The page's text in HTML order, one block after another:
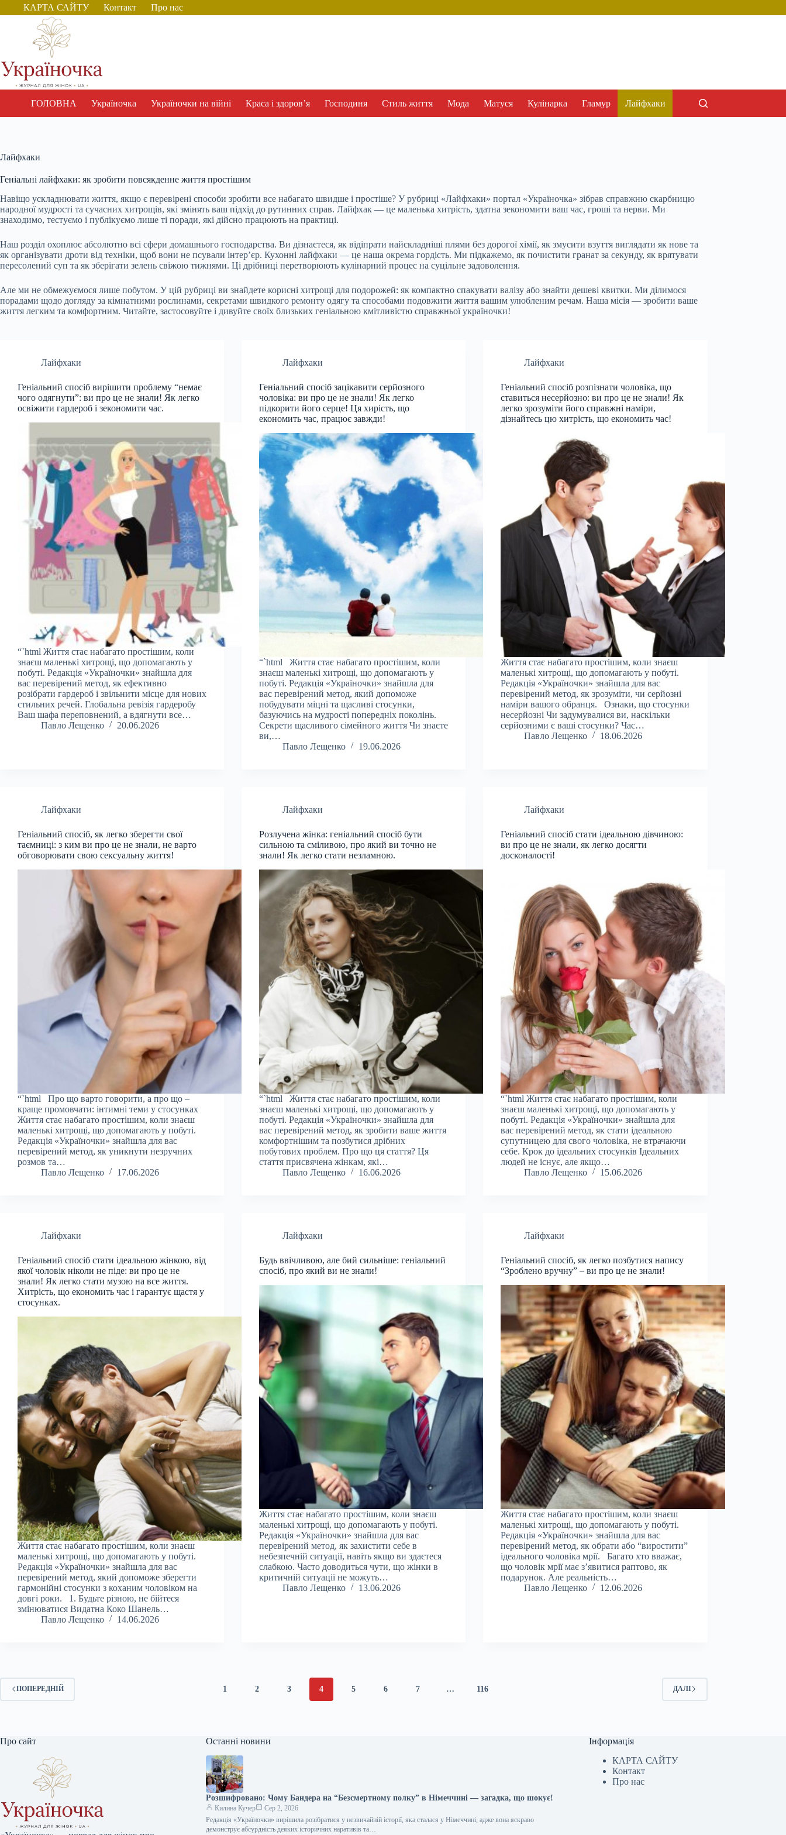
Перейти
до
КАРТА САЙТУ Контакт Про нас
ГОЛОВНА Україночка Україночки на війні Краса і здоров’я Господиня Стиль життя Мода Матуся Кулінарка Гламур Лайфхаки
Лайфхаки
Геніальні лайфхаки: як зробити повсякденне життя простішим
Навіщо ускладнювати життя, якщо є перевірені способи зробити все набагато швидше і простіше? У рубриці «Лайфхаки» портал «Україночка» зібрав справжню скарбницю
народної мудрості та сучасних хитрощів, які змінять ваш підхід до рутинних справ. Лайфхак — це маленька хитрість, здатна зекономити ваш час, гроші та нерви. Ми
знаходимо, тестуємо і публікуємо лише ті поради, які дійсно працюють на практиці.
Наш розділ охоплює абсолютно всі сфери домашнього господарства. Ви дізнаєтеся, як відіпрати найскладніші плями без дорогої хімії, як змусити взуття виглядати як нове та
як організувати дроти від техніки, щоб вони не псували інтер’єр. Кухонні лайфхаки — це наша окрема гордість. Ми підкажемо, як почистити гранат за секунду, як врятувати
пересолений суп та як зберігати зелень свіжою тижнями. Ці дрібниці перетворюють кулінарний процес на суцільне задоволення.
Але ми не обмежуємося лише побутом. У цій рубриці ви знайдете корисні хитрощі для подорожей: як компактно спакувати валізу або знайти дешеві квитки. Ми ділимося
порадами щодо догляду за кімнатними рослинами, секретами швидкого ремонту одягу та способами подовжити життя вашим улюбленим речам. Наша місія — зробити ваше
життя легким та комфортним. Читайте, застосовуйте і дивуйте своїх близьких геніальною кмітливістю справжньої україночки!
Лайфхаки
Геніальний спосіб вирішити проблему “немає
чого одягнути”: ви про це не знали! Як легко
освіжити гардероб і зекономити час.
“`html Життя стає набагато простішим, коли
знаєш маленькі хитрощі, що допомагають у
побуті. Редакція «Україночки» знайшла для
вас перевірений метод, як ефективно
розібрати гардероб і звільнити місце для нових
стильних речей. Глобальна ревізія гардеробу
Ваш шафа переповнений, а вдягнути все…
Павло Лещенко
20.06.2026
Лайфхаки
Геніальний спосіб зацікавити серйозного
чоловіка: ви про це не знали! Як легко
підкорити його серце! Ця хирість, що
економить час, працює завжди!
“`html Життя стає набагато простішим, коли
знаєш маленькі хитрощі, що допомагають у
побуті. Редакція «Україночки» знайшла для
вас перевірений метод, який допоможе
побудувати міцні та щасливі стосунки,
базуючись на мудрості попередніх поколінь.
Секрети щасливого сімейного життя Чи знаєте
ви,…
Павло Лещенко
19.06.2026
Лайфхаки
Геніальний спосіб розпізнати чоловіка, що
ставиться несерйозно: ви про це не знали! Як
легко зрозуміти його справжні наміри,
дізнайтесь цю хитрість, що економить час!
Життя стає набагато простішим, коли знаєш
маленькі хитрощі, що допомагають у побуті.
Редакція «Україночки» знайшла для вас
перевірений метод, як зрозуміти, чи серйозні
наміри вашого обранця. Ознаки, що стосунки
несерйозні Чи задумувалися ви, наскільки
серйозними є ваші стосунки? Час…
Павло Лещенко
18.06.2026
Лайфхаки
Геніальний спосіб, як легко зберегти свої
таємниці: з ким ви про це не знали, не варто
обговорювати свою сексуальну життя!
“`html Про що варто говорити, а про що –
краще промовчати: інтимні теми у стосунках
Життя стає набагато простішим, коли знаєш
маленькі хитрощі, що допомагають у побуті.
Редакція «Україночки» знайшла для вас
перевірений метод, як уникнути незручних
розмов та…
Павло Лещенко
17.06.2026
Лайфхаки
Розлучена жінка: геніальний спосіб бути
сильною та сміливою, про який ви точно не
знали! Як легко стати незламною.
“`html Життя стає набагато простішим, коли
знаєш маленькі хитрощі, що допомагають у
побуті. Редакція «Україночки» знайшла для
вас перевірений метод, як зробити ваше життя
комфортнішим та позбутися дрібних
побутових проблем. Про що ця стаття? Ця
стаття присвячена жінкам, які…
Павло Лещенко
16.06.2026
Лайфхаки
Геніальний спосіб стати ідеальною дівчиною:
ви про це не знали, як легко досягти
досконалості!
“`html Життя стає набагато простішим, коли
знаєш маленькі хитрощі, що допомагають у
побуті. Редакція «Україночки» знайшла для
вас перевірений метод, як стати ідеальною
супутницею для свого чоловіка, не втрачаючи
себе. Крок до ідеальних стосунків Ідеальних
людей не існує, але якщо…
Павло Лещенко
15.06.2026
Лайфхаки
Геніальний спосіб стати ідеальною жінкою, від
якої чоловік ніколи не піде: ви про це не
знали! Як легко стати музою на все життя.
Хитрість, що економить час і гарантує щастя у
стосунках.
Життя стає набагато простішим, коли знаєш
маленькі хитрощі, що допомагають у побуті.
Редакція «Україночки» знайшла для вас
перевірений метод, який допоможе зберегти
гармонійні стосунки з коханим чоловіком на
довгі роки. 1. Будьте різною, не бійтеся
змінюватися Видатна Коко Шанель…
Павло Лещенко
14.06.2026
Лайфхаки
Будь ввічливою, але бий сильніше: геніальний
спосіб, про який ви не знали!
Життя стає набагато простішим, коли знаєш
маленькі хитрощі, що допомагають у побуті.
Редакція «Україночки» знайшла для вас
перевірений метод, як захистити себе в
небезпечній ситуації, навіть якщо ви здаєтеся
слабкою. Часто доводиться чути, що жінки в
критичній ситуації не можуть…
Павло Лещенко
13.06.2026
Лайфхаки
Геніальний спосіб, як легко позбутися напису
“Зроблено вручну” – ви про це не знали!
Життя стає набагато простішим, коли знаєш
маленькі хитрощі, що допомагають у побуті.
Редакція «Україночки» знайшла для вас
перевірений метод, як обрати або “виростити”
ідеального чоловіка мрії. Багато хто вважає,
що чоловік мрії має з’явитися раптово, як
подарунок. Але реальність…
Павло Лещенко
12.06.2026
ПОПЕРЕДНІЙ 1 2 3 4 5 6 7 … 116 ДАЛІ
Про сайт Останні новини
Розшифровано: Чому Бандера на “Безсмертному полку” в Німеччині — загадка, що шокує!
Килина Кучер
Сер 2, 2026
Редакція «Україночки» вирішила розібратися у незвичайній історії, яка сталася у Німеччині, адже вона яскраво
демонструє абсурдність деяких історичних наративів та…
Інформація
КАРТА САЙТУ
Контакт
Про нас